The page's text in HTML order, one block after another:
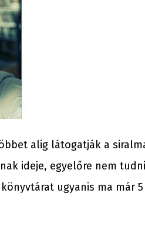
alig látogatják a
ideje, egyelőre nem
ugyanis ma már 5